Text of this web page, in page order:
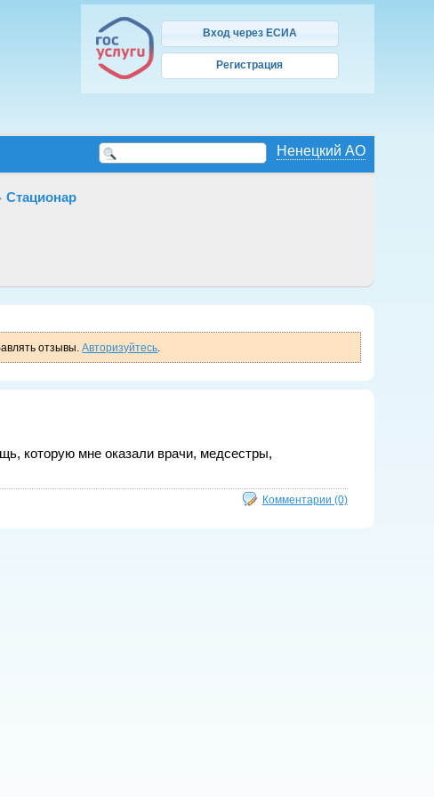
Вход через ЕСИА
Регистрация
Ненецкий АО
Стационар
отзывы.Авторизуйтесь
которую мне оказали врачи, медсестры,
Комментарии (0)